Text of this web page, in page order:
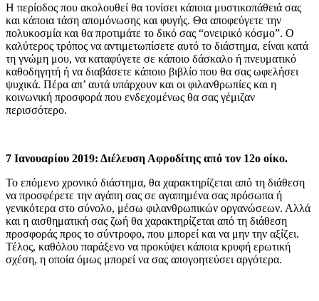
Η περίοδος που ακολουθεί θα τονίσει κάποια μυστικοπάθειά σας
και κάποια τάση απομόνωσης και φυγής. Θα αποφεύγετε την
πολυκοσμία και θα προτιμάτε το δικό σας “ονειρικό κόσμο”. Ο
καλύτερος τρόπος να αντιμετωπίσετε αυτό το διάστημα, είναι κατά
τη γνώμη μου, να καταφύγετε σε κάποιο δάσκαλο ή πνευματικό
καθοδηγητή ή να διαβάσετε κάποιο βιβλίο που θα σας ωφελήσει
ψυχικά. Πέρα απ’ αυτά υπάρχουν και οι φιλανθρωπίες και η
κοινωνική προσφορά που ενδεχομένως θα σας γέμιζαν
περισσότερο.
7 Ιανουαρίου 2019: Διέλευση Αφροδίτης από τον 12ο οίκο.
Το επόμενο χρονικό διάστημα, θα χαρακτηρίζεται από τη διάθεση
να προσφέρετε την αγάπη σας σε αγαπημένα σας πρόσωπα ή
γενικότερα στο σύνολο, μέσω φιλανθρωπικών οργανώσεων. Αλλά
και η αισθηματική σας ζωή θα χαρακτηρίζεται από τη διάθεση
προσφοράς προς το σύντροφο, που μπορεί και να μην την αξίζει.
Τέλος, καθόλου παράξενο να προκύψει κάποια κρυφή ερωτική
σχέση, η οποία όμως μπορεί να σας απογοητεύσει αργότερα.